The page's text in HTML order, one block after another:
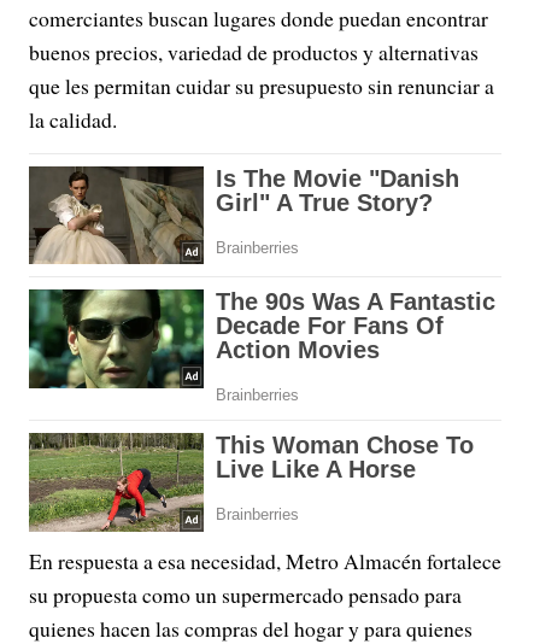
comerciantes buscan lugares donde puedan encontrar
buenos precios, variedad de productos y alternativas
que les permitan cuidar su presupuesto sin renunciar a
la calidad.
En respuesta a esa necesidad, Metro Almacén fortalece
su propuesta como un supermercado pensado para
quienes hacen las compras del hogar y para quienes